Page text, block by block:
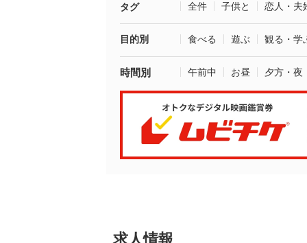
タグ 全件 子供と 恋人・夫
目的別 食べる 遊ぶ 観る・学
時間別 午前中 お昼 夕方・夜
求人情報